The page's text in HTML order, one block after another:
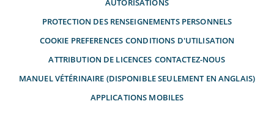
AUTORISATIONS
PROTECTION DES RENSEIGNEMENTS PERSONNELS
COOKIE PREFERENCES CONDITIONS D'UTILISATION
ATTRIBUTION DE LICENCES CONTACTEZ-NOUS
MANUEL VÉTÉRINAIRE (DISPONIBLE SEULEMENT EN ANGLAIS)
APPLICATIONS MOBILES